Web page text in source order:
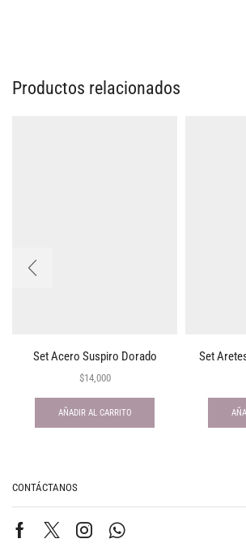
Productos relacionados
Set Acero Suspiro Dorado
$14,000
AÑADIR AL CARRITO
Set
CONTÁCTANOS